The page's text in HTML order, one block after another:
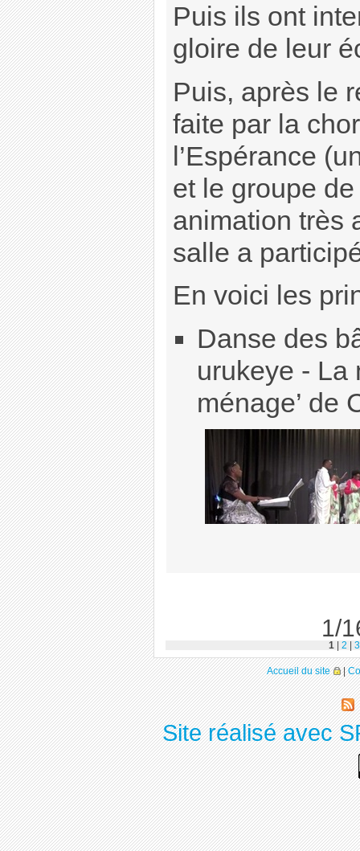
Puis ils ont
gloire de leur
Puis, après le
faite par la
l’Espérance
et le groupe
animation très
salle a
En voici les
Danse des
urukeye - La
ménage’ de
1/
1| 2 3
Accueil du site |
Site réalisé avec